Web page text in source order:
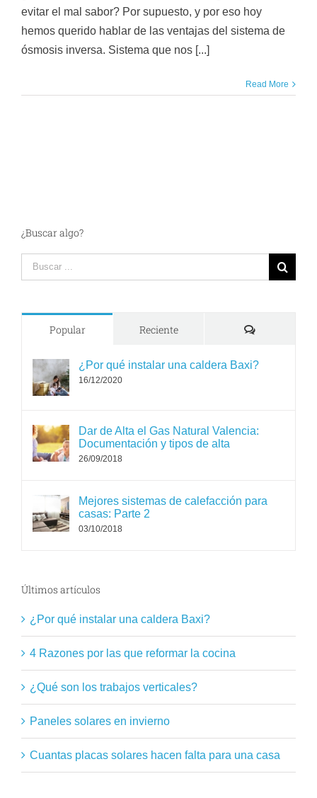
evitar el mal sabor? Por supuesto, y por eso hoy
hemos querido hablar de las ventajas del sistema de
ósmosis inversa. Sistema que nos [...]
Read More
¿Buscar algo?
Search
for:
Popular Reciente Comments
¿Por qué instalar una caldera Baxi?
16/12/2020
Dar de Alta el Gas Natural Valencia:
Documentación y tipos de alta
26/09/2018
Mejores sistemas de calefacción para
casas: Parte 2
03/10/2018
Últimos artículos
¿Por qué instalar una caldera Baxi?
4 Razones por las que reformar la cocina
¿Qué son los trabajos verticales?
Paneles solares en invierno
Cuantas placas solares hacen falta para una casa